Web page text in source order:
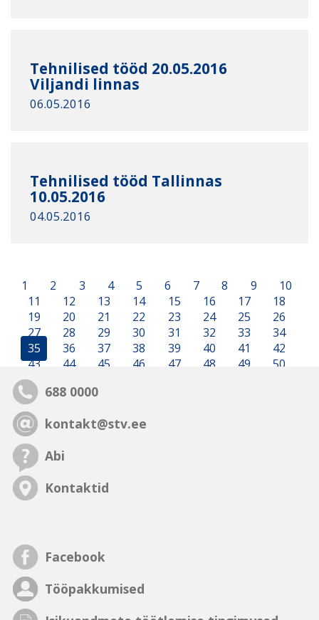
Tehnilised tööd 20.05.2016
Viljandi linnas
06.05.2016
Tehnilised tööd Tallinnas
10.05.2016
04.05.2016
1 2 3 4 5 6 7 8 9
10
11
12 13 14 15 16 17
18
19
20 21 22 23 24 25
26
27
28 29 30 31 32 33
34
35
36 37 38 39 40 41
42
43
44 45 46 47 48 49 50
688 0000
kontakt@stv.ee
Abi
Kontaktid
Facebook
Tööpakkumised